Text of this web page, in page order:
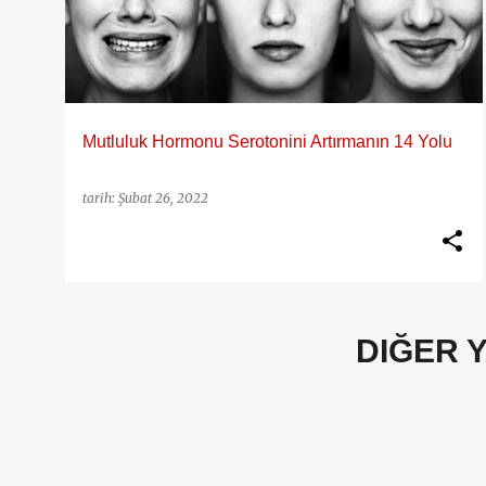
ı
Mutluluk Hormonu Serotonini Artırmanın 14 Yolu
tarih: Şubat 26, 2022
DIĞER